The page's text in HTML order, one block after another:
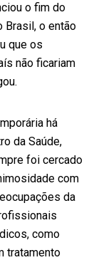
o fim do
Brasil, o então
que os
não ficariam
há
da Saúde,
foi cercado
com
da
como
tratamento